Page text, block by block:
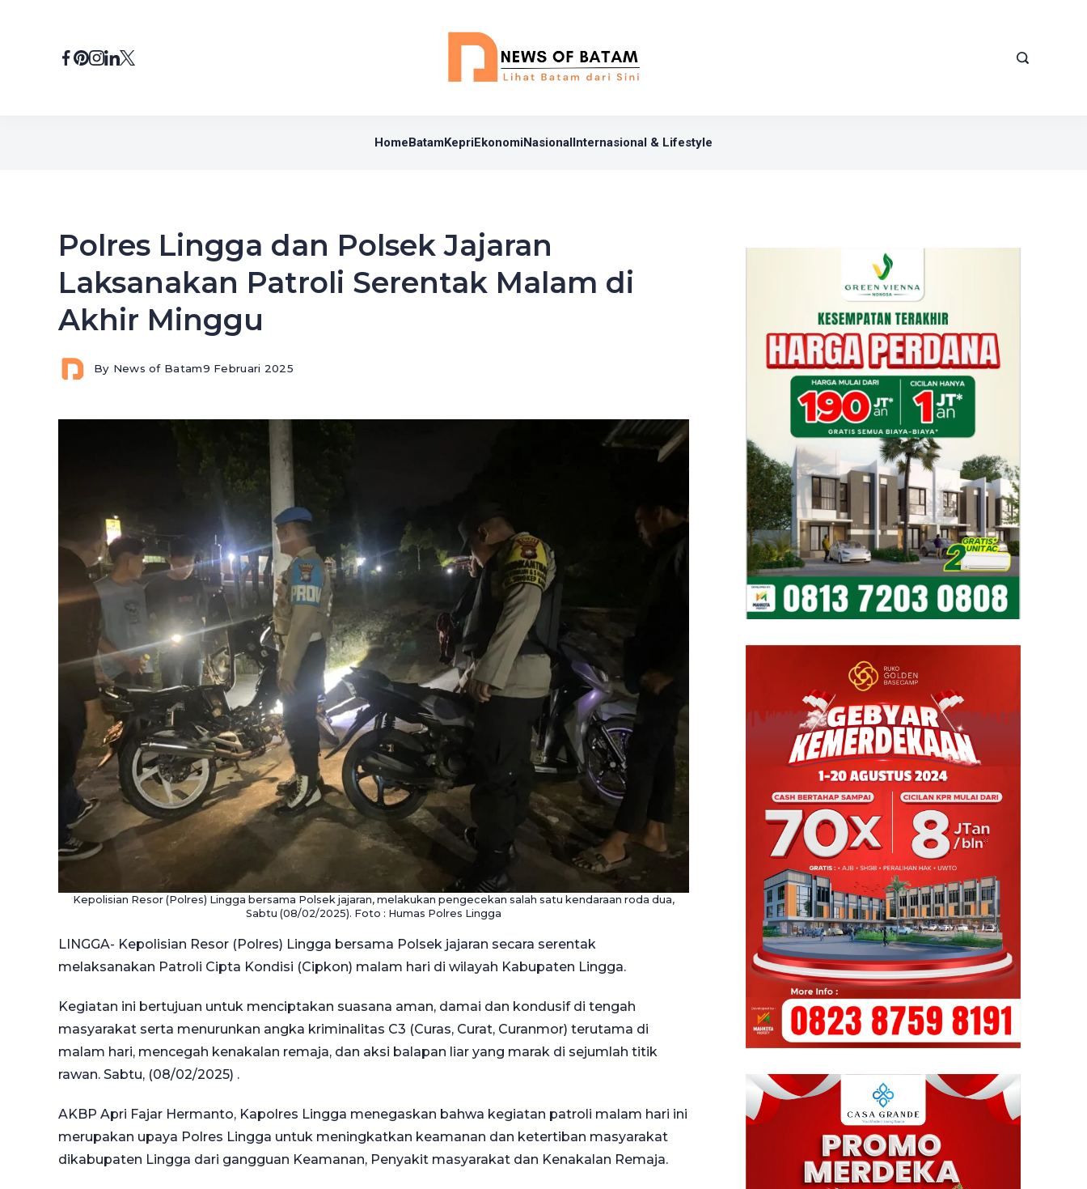
HomeBatamKepriEkonomiNasionalInternasional & Lifestyle
Polres Lingga dan Polsek Jajaran
Laksanakan Patroli Serentak Malam di
Akhir Minggu
By News of Batam9 Februari 2025
Kepolisian Resor (Polres) Lingga bersama Polsek jajaran, melakukan pengecekan salah satu kendaraan roda dua,
Sabtu (08/02/2025). Foto : Humas Polres Lingga
LINGGA- Kepolisian Resor (Polres) Lingga bersama Polsek jajaran secara serentak
melaksanakan Patroli Cipta Kondisi (Cipkon) malam hari di wilayah Kabupaten Lingga.
Kegiatan ini bertujuan untuk menciptakan suasana aman, damai dan kondusif di tengah
masyarakat serta menurunkan angka kriminalitas C3 (Curas, Curat, Curanmor) terutama di
malam hari, mencegah kenakalan remaja, dan aksi balapan liar yang marak di sejumlah titik
rawan. Sabtu, (08/02/2025) .
AKBP Apri Fajar Hermanto, Kapolres Lingga menegaskan bahwa kegiatan patroli malam hari ini
merupakan upaya Polres Lingga untuk meningkatkan keamanan dan ketertiban masyarakat
dikabupaten Lingga dari gangguan Keamanan, Penyakit masyarakat dan Kenakalan Remaja.